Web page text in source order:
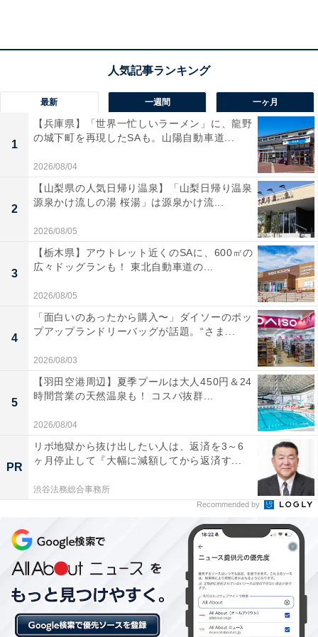
ろは坂経由で約25分／東武日光駅より無料送迎バスあり
大人1名（参考価格）：26,160円
※料金は公式Webサイト参考価格
※プラン・部屋により価格は変動します
チェックイン：15:00
チェックアウト：11:00
あわせて読みたい
【栃木県の人気ホテル】「中禅寺金谷ホテ
「鬼怒川グランドホテル 夢の季」は上質な京風会
最新 一週間 一ヶ月
1
【兵庫県】「世界一忙しいラーメン」に、龍野
の城下町を再現したSAも。山陽自動車道...
2026/08/04
2
【山梨県の人気日帰り温泉】「山梨日帰り温泉
源泉かけ流しの湯 桜湯」は源泉かけ流...
2026/08/05
3
【栃木県】アウトレット近くのSAに、600㎡の
広々ドッグランも！ 東北自動車道の...
2026/08/05
4
「面白いのあったから購入〜」ダイソーのポッ
プアップランドリーバッグが話題。“さま...
2026/08/03
5
【羽田空港周辺】夏季プールは大人450円＆24
時間営業の天然温泉も！ コスパ抜群...
2026/08/04
PR
リボ地獄から抜け出したい人は、返済を3～6
ヶ月停止して『大幅に減額してから返済す...
渋谷法務総合事務所
Recommended by